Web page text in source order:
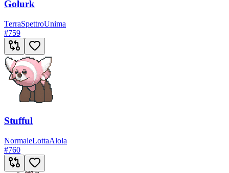
Golurk
TerraSpettroUnima
#759
Stufful
NormaleLottaAlola
#760